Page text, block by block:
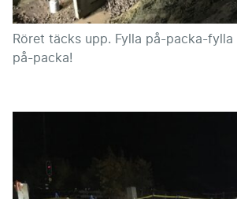
Röret täcks upp. Fylla på-packa-
på-packa!